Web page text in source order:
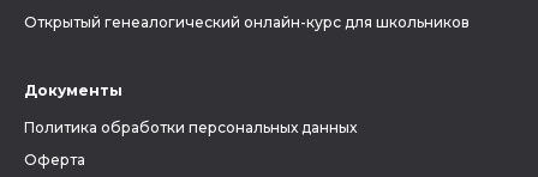
Открытый генеалогический онлайн-курс для школьников
Документы
Политика обработки персональных данных
Оферта